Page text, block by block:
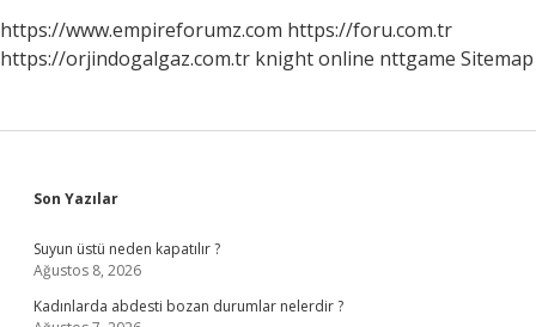
https://www.empireforumz.com https://foru.com.tr
https://orjindogalgaz.com.tr knight online nttgame Sitemap
Sidebar
Son Yazılar
Suyun üstü neden kapatılır ?
Ağustos 8, 2026
Kadınlarda abdesti bozan durumlar nelerdir ?